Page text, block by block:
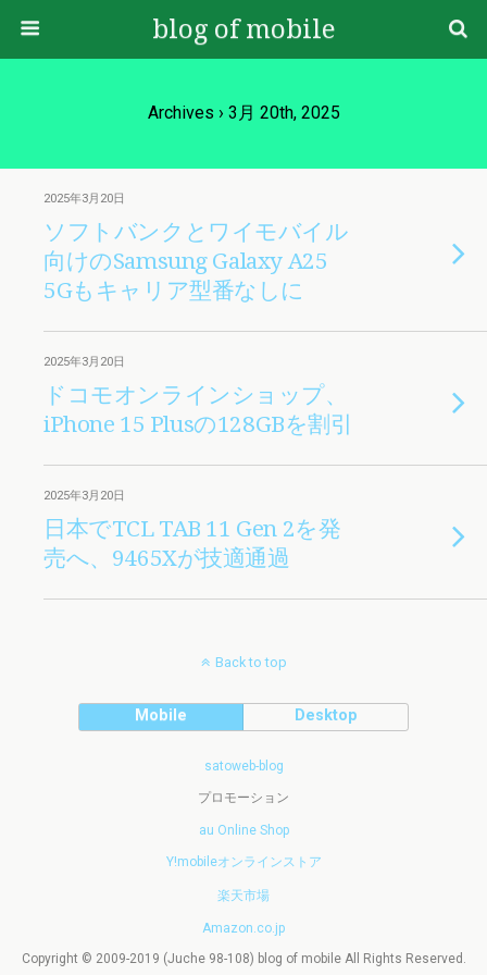
blog of mobile
Archives › 3月 20th, 2025
2025年3月20日
ソフトバンクとワイモバイル
向けのSamsung Galaxy A25
5Gもキャリア型番なしに
2025年3月20日
ドコモオンラインショップ、
iPhone 15 Plusの128GBを割引
2025年3月20日
日本でTCL TAB 11 Gen 2を発
売へ、9465Xが技適通過
Back to top
Mobile Desktop
satoweb-blog
プロモーション
au Online Shop
Y!mobileオンラインストア
楽天市場
Amazon.co.jp
Copyright © 2009-2019 (Juche 98-108) blog of mobile All Rights Reserved.